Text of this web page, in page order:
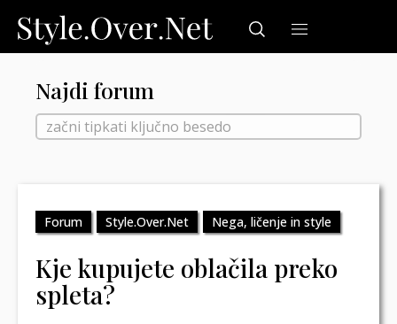
Najdi forum
Forum Style.Over.Net Nega, ličenje in style
Kje kupujete oblačila preko
spleta?